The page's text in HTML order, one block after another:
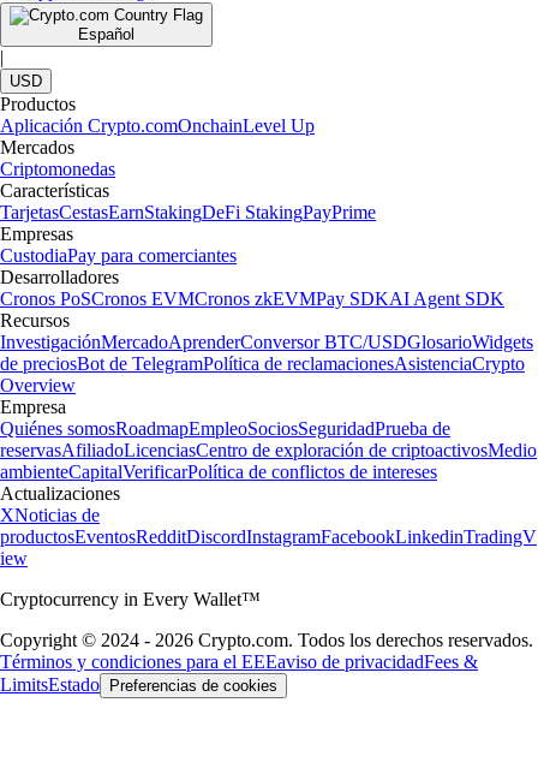
Español
|
USD
Productos
Aplicación Crypto.comOnchainLevel Up
Mercados
Criptomonedas
Características
TarjetasCestasEarnStakingDeFi StakingPayPrime
Empresas
CustodiaPay para comerciantes
Desarrolladores
Cronos PoSCronos EVMCronos zkEVMPay SDKAI Agent SDK
Recursos
InvestigaciónMercadoAprenderConversor BTC/USDGlosarioWidgets
de preciosBot de TelegramPolítica de reclamacionesAsistenciaCrypto
Overview
Empresa
Quiénes somosRoadmapEmpleoSociosSeguridadPrueba de
reservasAfiliadoLicenciasCentro de exploración de criptoactivosMedio
ambienteCapitalVerificarPolítica de conflictos de intereses
Actualizaciones
XNoticias de
productosEventosRedditDiscordInstagramFacebookLinkedinTradingV
iew
Cryptocurrency in Every Wallet™
Copyright © 2024 - 2026 Crypto.com. Todos los derechos reservados.
Términos y condiciones para el EEEaviso de privacidadFees &
LimitsEstado Preferencias de cookies